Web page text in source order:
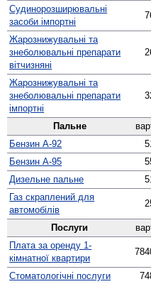
Судино­розширювальні
засоби імпортні
Жаро­знижувальні та
знеболювальні препарати
вітчизняні
Жаро­знижувальні та
знеболювальні препарати
імпортні
Пальне
Бензин А-92
Бензин А-95
Дизельне пальне
Газ скраплений для
автомобілів
Послуги
Плата за оренду 1-
кімнатної квартири
Стомато­логічні послуги